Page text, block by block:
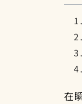
在